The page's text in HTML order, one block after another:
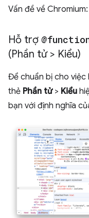
Vấn đề về Chromium:
Hỗ trợ
(Phần tử > Kiểu)
Để chuẩn bị cho việc
thẻ Phần tử> Kiểu
bạn với định nghĩa